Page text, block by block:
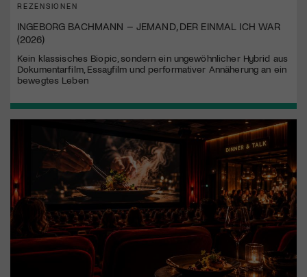
REZENSIONEN
INGEBORG BACHMANN – JEMAND, DER EINMAL ICH WAR
(2026)
Kein klassisches Biopic, sondern ein ungewöhnlicher Hybrid aus
Dokumentarfilm, Essayfilm und performativer Annäherung an ein
bewegtes Leben